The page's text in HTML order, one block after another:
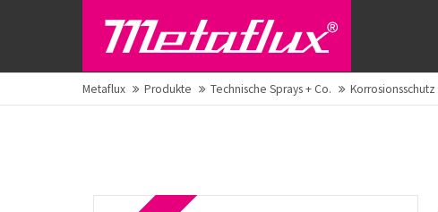
Metaflux Produkte Technische Sprays + Co. Korrosionsschutz